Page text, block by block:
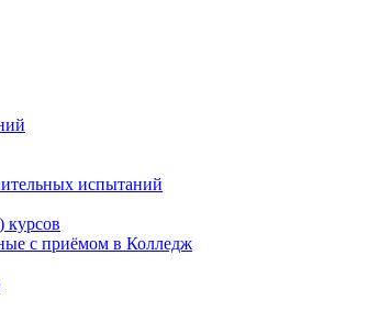
испытаний
курсов
с приёмом в Колледж